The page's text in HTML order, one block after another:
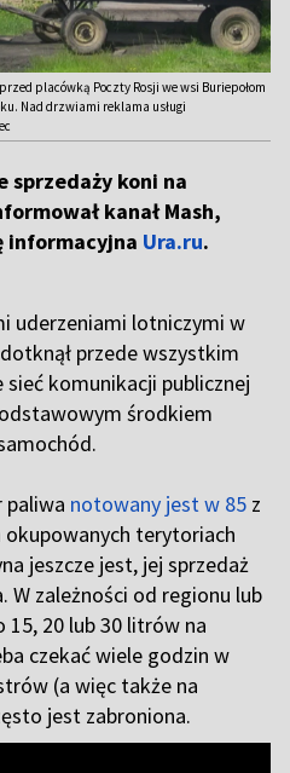
placówką Poczty Rosji we wsi Buriepołom
Nad drzwiami reklama usługi
sprzedaży koni na
kanał Mash,
informacyjna Ura.ru.
uderzeniami lotniczymi w
przede wszystkim
sieć komunikacji publicznej
środkiem
paliwa notowany jest w 85 z
terytoriach
jeszcze jest, jej sprzedaż
W zależności od regionu lub
20 lub 30 litrów na
czekać wiele godzin w
(a więc także na
jest zabroniona.